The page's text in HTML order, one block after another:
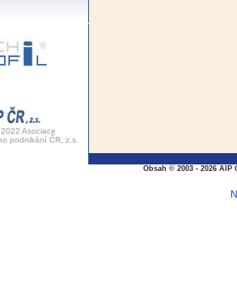
Asociace
podnikání ČR, z.s.
Obsah © 2003 - 2026